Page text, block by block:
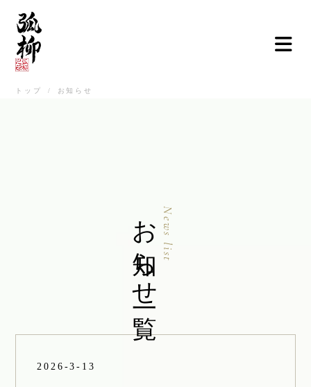
トップ / お知らせ
News list
お知らせ一覧
2026-3-13